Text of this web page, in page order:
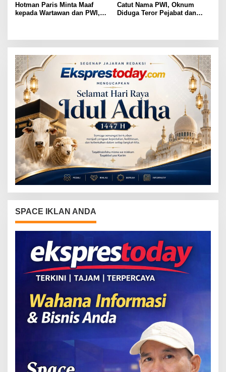
Hotman Paris Minta Maaf
kepada Wartawan dan PWI,
Catut Nama PWI, Oknum
Diduga Teror Pejabat dan
SPACE IKLAN ANDA